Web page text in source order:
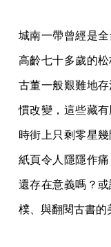
城南一帶曾經是
高齡七十多歲的
古董一般艱難地
慣改變，這些藏
時街上只剩零星
紙頁令人隱隱作
還存在意義嗎？
樸、與翻閱古書的